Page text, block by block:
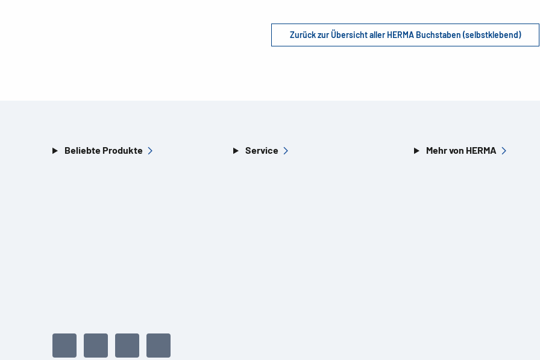
Zurück zur Übersicht aller HERMA Buchstaben (selbstklebend)
Beliebte Produkte Service Mehr von HERMA